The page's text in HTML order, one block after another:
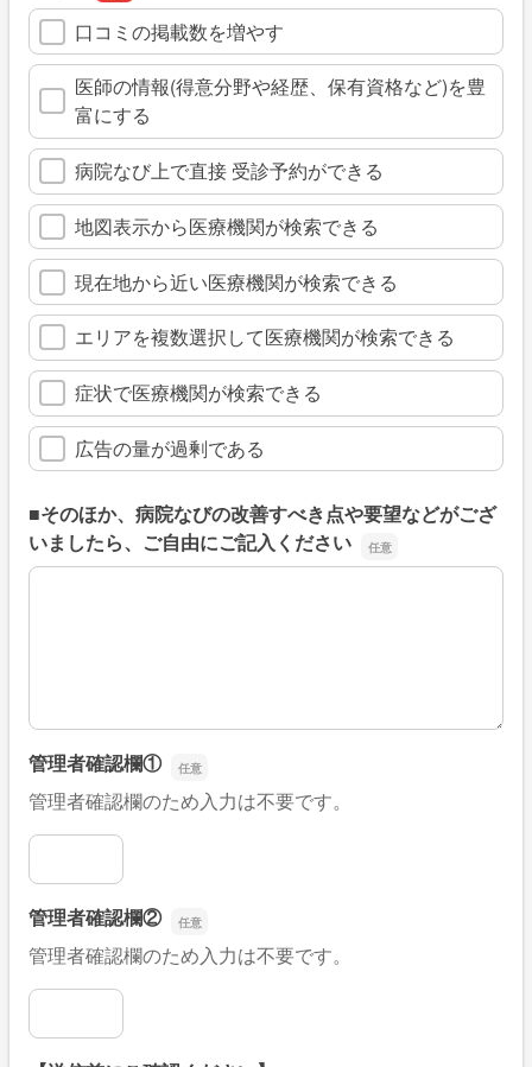
口コミの掲載数を増やす
医師の情報(得意分野や経歴、保有資格など)を豊
富にする
病院なび上で直接 受診予約ができる
地図表示から医療機関が検索できる
現在地から近い医療機関が検索できる
エリアを複数選択して医療機関が検索できる
症状で医療機関が検索できる
広告の量が過剰である
■そのほか、病院なびの改善すべき点や要望などがござ
いましたら、ご自由にご記入ください
■そのほか、病院なびの改善すべき点や要望などがござい
管理者確認欄①
管理者確認欄のため入力は不要です。
管理者確認欄①
管理者確認欄②
管理者確認欄のため入力は不要です。
管理者確認欄②